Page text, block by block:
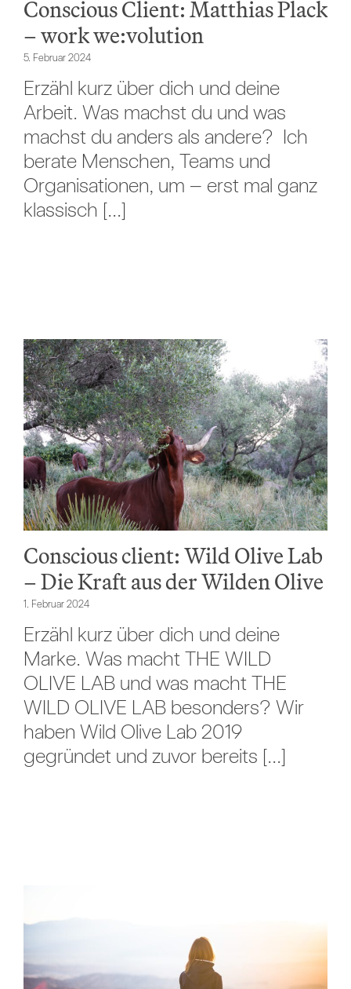
Conscious Client: Matthias Plack
– work we:volution
5. Februar 2024
Erzähl kurz über dich und deine
Arbeit. Was machst du und was
machst du anders als andere? Ich
berate Menschen, Teams und
Organisationen, um – erst mal ganz
klassisch [...]
Conscious client: Wild Olive Lab
– Die Kraft aus der Wilden Olive
1. Februar 2024
Erzähl kurz über dich und deine
Marke. Was macht THE WILD
OLIVE LAB und was macht THE
WILD OLIVE LAB besonders? Wir
haben Wild Olive Lab 2019
gegründet und zuvor bereits [...]